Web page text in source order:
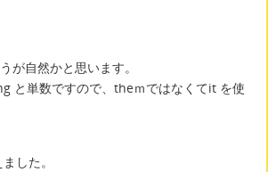
が自然かと思います。
と単数ですので、theｍではなくてit を使
した。